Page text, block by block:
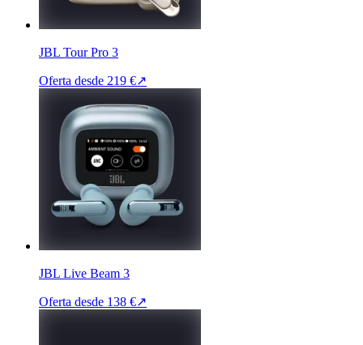
JBL Tour Pro 3
Oferta desde 219 €↗
JBL Live Beam 3
Oferta desde 138 €↗